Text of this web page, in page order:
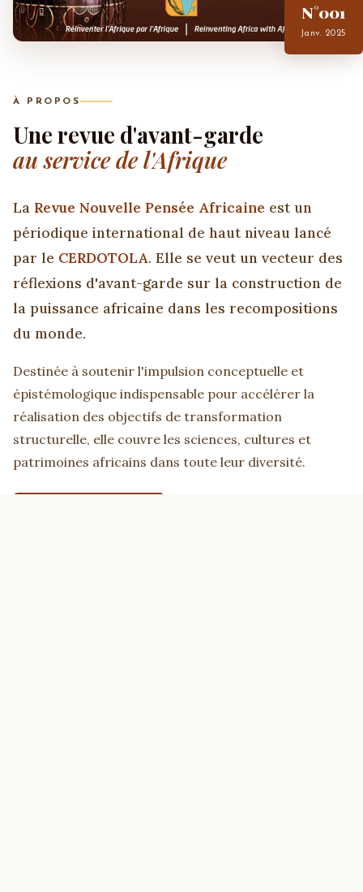
À PROPOS
Une revue d'avant-garde
au service de l'Afrique
La Revue Nouvelle Pensée Africaine est un
périodique international de haut niveau lancé
par le CERDOTOLA. Elle se veut un vecteur des
réflexions d'avant-garde sur la construction de
la puissance africaine dans les recompositions
du monde.
Destinée à soutenir l'impulsion conceptuelle et
épistémologique indispensable pour accélérer la
réalisation des objectifs de transformation
structurelle, elle couvre les sciences, cultures et
patrimoines africains dans toute leur diversité.
N°001
Janv. 2025